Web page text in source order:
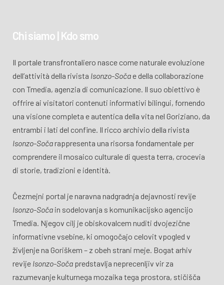
Chi siamo | Kdo smo
Il portale transfrontaliero nasce come naturale evoluzione
dell’attività della rivista Isonzo-Sočae della collaborazione
con Tmedia, agenzia di comunicazione. Il suo obiettivo è
offrire ai visitatori contenuti informativi bilingui, fornendo
una visione completa e autentica della vita nel Goriziano, da
entrambi i lati del confine. Il ricco archivio della rivista
Isonzo-Sočarappresenta una risorsa fondamentale per
comprendere il mosaico culturale di questa terra, crocevia
di storie, tradizioni e identità.
Čezmejni portal je naravna nadgradnja dejavnosti revije
Isonzo-Soča in sodelovanja s komunikacijsko agencijo
Tmedia. Njegov cilj je obiskovalcem nuditi dvojezične
informativne vsebine, ki omogočajo celovit vpogled v
življenje na Goriškem – z obeh strani meje. Bogat arhiv
revije Isonzo-Soča predstavlja neprecenljiv vir za
razumevanje kulturnega mozaika tega prostora, stičišča